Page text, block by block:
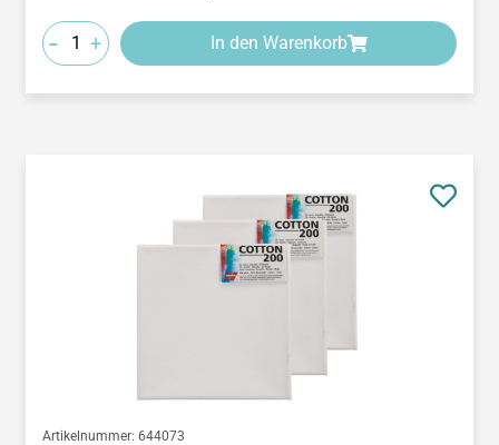
- + In den Warenkorb
Artikelnummer: 644073